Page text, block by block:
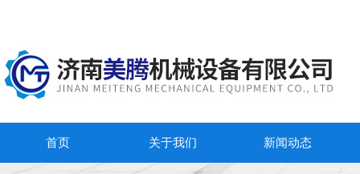
首页 关于我们 新闻动态